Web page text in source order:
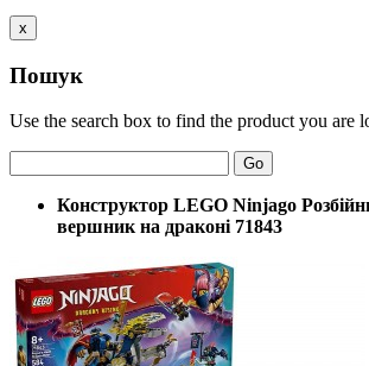
x
Пошук
Use the search box to find the product you are
Go
Конструктор LEGO Ninjago
вершник на драконі 71843